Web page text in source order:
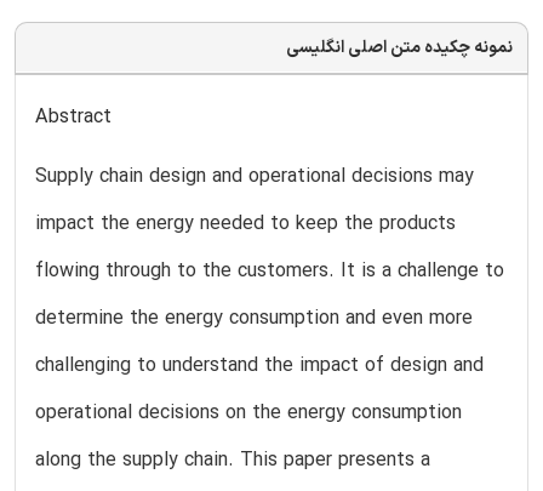
نمونه چکیده متن اصلی انگلیسی
Abstract
Supply chain design and operational decisions may
impact the energy needed to keep the products
flowing through to the customers. It is a challenge to
determine the energy consumption and even more
challenging to understand the impact of design and
operational decisions on the energy consumption
along the supply chain. This paper presents a